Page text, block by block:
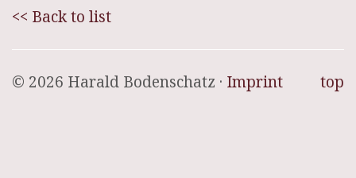
<< Back to list
top
© 2026 Harald Bodenschatz · Imprint